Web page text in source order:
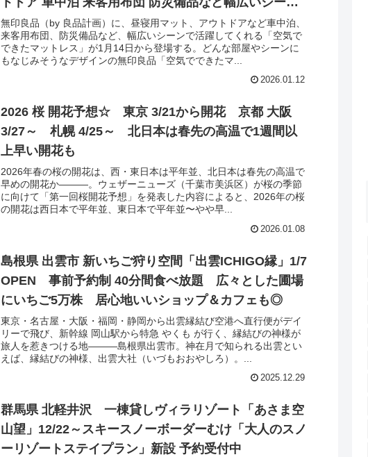
で使えそうで◎
無印良品（by 良品計画）に、昼寝用マット、アウトドアなど車中泊、
来客用布団、防災備品など、幅広いシーンで活躍してくれる「空気で
できたマットレス」が1月14日から登場する。どんな部屋やシーンに
もなじみそうなデザインの無印良品「空気でできたマ...
2026.01.12
2026 桜 開花予想☆ 東京 3/21から開花 京都 大阪
3/27～ 札幌 4/25～ 北日本は春先の高温で1週間以
上早い開花も
2026年春の桜の開花は、西・東日本は平年並、北日本は春先の高温で
早めの開花か―――。ウェザーニューズ（千葉市美浜区）が桜の季節
に向けて「第一回桜開花予想」を発表した内容によると、2026年の桜
の開花は西日本で平年並、東日本で平年並〜やや早...
2026.01.08
島根県 出雲市 新いちご狩り空間「出雲ICHIGO縁」1/7
OPEN 事前予約制 40分間食べ放題 広々とした圃場
にいちご5万株 居心地いいショップ＆カフェも◎
東京・名古屋・大阪・福岡・静岡から出雲縁結び空港へ直行便がデイ
リーで飛び、新幹線 岡山駅から特急 やくも が行く、縁結びの神様が
旅人を惹きつける地―――島根県出雲市。神在月で知られる出雲とい
えば、縁結びの神様、出雲大社（いづもおおやしろ）。...
2025.12.29
群馬県 北軽井沢 一棟貸しヴィラリゾート「あさま空
山望」12/22～スキースノーボーダーむけ「大人のスノ
ーリゾートステイプラン」新設 予約受付中